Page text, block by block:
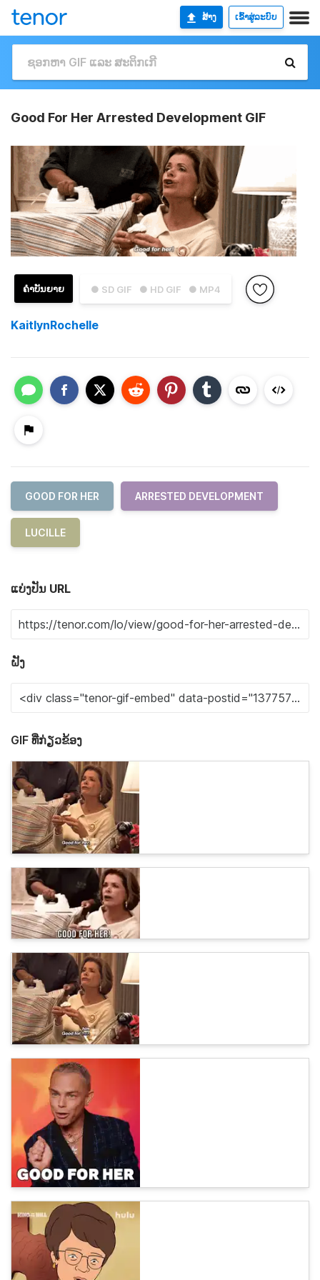
ສ້າງ ເຂົ້າສູ່ລະບົບ
Good For Her Arrested Development GIF
● SD GIF ● HD GIF ● MP4
ຄຳບັນຍາຍ
KaitlynRochelle
GOOD FOR HER ARRESTED DEVELOPMENT
LUCILLE
ແບ່ງປັນ URL
ຝັງ
GIF ທີ່ກ່ຽວຂ້ອງ